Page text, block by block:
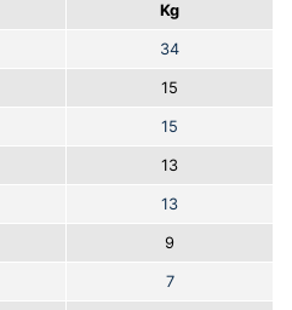
Kg
34
15
15
13
13
9
7